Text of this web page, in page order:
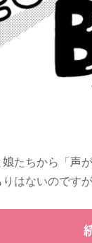
たちから「声
はないのです